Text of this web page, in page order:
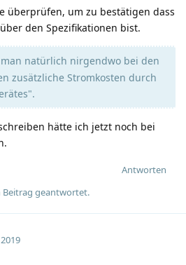
überprüfen, um zu bestätigen dass
den Spezifikationen bist.
natürlich nirgendwo bei den
zusätzliche Stromkosten durch
hätte ich jetzt noch bei
Antworten
Beitrag geantwortet.